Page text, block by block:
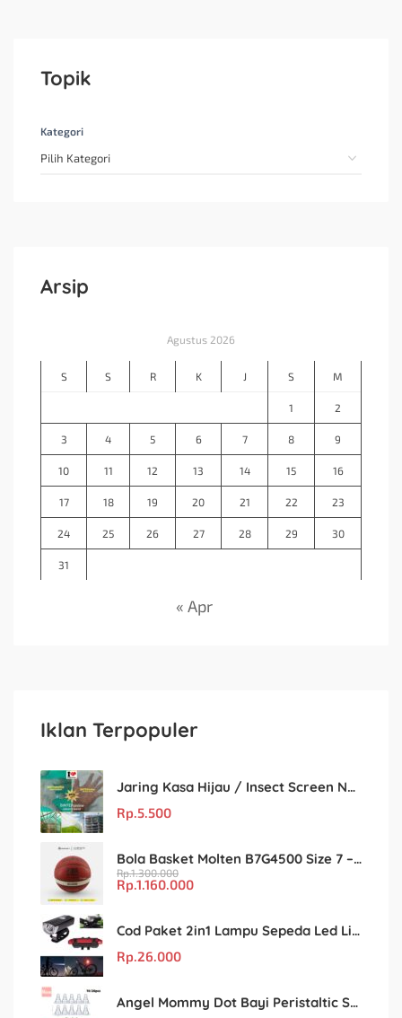
Topik
Kategori
Arsip
Agustus 2026
S S R K J S M
1 2
3 4 5 6 7 8 9
10 11 12 13 14 15 16
17 18 19 20 21 22 23
24 25 26 27 28 29 30
31
« Apr
Iklan Terpopuler
Jaring Kasa Hijau / Insect Screen Net – Kualitas Terjamin & Harga Eceran Terjangkau
Rp.5.500
Bola Basket Molten B7G4500 Size 7 – Resmi FIBA & IBL
Rp.1.300.000
Rp.1.160.000
Cod Paket 2in1 Lampu Sepeda Led Light Depan Dan Belakang Rechargeable
Rp.26.000
Angel Mommy Dot Bayi Peristaltic S/M/L/X-Cut / Puting Lebar Buram 10pcs